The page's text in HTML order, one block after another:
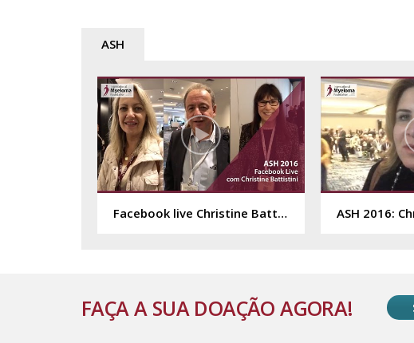
ASH
Facebook live Christine Battistini direto do ASH 2016 ASH 2016:
FAÇA A SUA DOAÇÃO AGORA!